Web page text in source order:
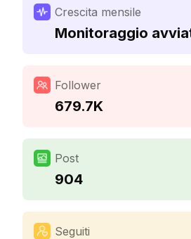
Crescita mensile
Monitoraggio
Follower
679.7K
Post
904
Seguiti